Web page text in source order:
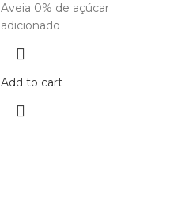
Aveia 0% de açúcar
adicionado
Add to cart